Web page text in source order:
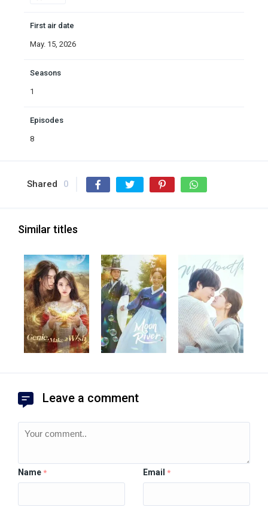
First air date
May. 15, 2026
Seasons
1
Episodes
8
Shared 0
Similar titles
Leave a comment
Name * Email *